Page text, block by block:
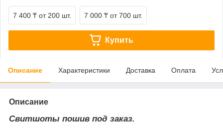
7 400 ₸ от 200 шт. 7 000 ₸ от 700 шт.
Купить
Описание Характеристики Доставка Оплата
Описание
Свитшоты пошив под заказ.